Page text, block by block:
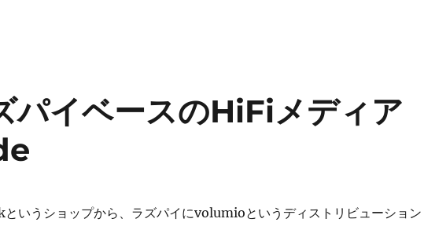
イベースのHiFiメディア
いうショップから、ラズパイにvolumioというディストリビューション